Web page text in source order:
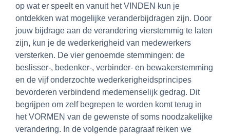
op wat er speelt en vanuit het VINDEN kun je
ontdekken wat mogelijke veranderbijdragen zijn. Door
jouw bijdrage aan de verandering vierstemmig te laten
zijn, kun je de wederkerigheid van medewerkers
versterken. De vier genoemde stemmingen: de
beslisser-, bedenker-, verbinder- en bewakerstemming
en de vijf onderzochte wederkerigheidsprincipes
bevorderen verbindend medemenselijk gedrag. Dit
begrijpen om zelf begrepen te worden komt terug in
het VORMEN van de gewenste of soms noodzakelijke
verandering. In de volgende paragraaf reiken we